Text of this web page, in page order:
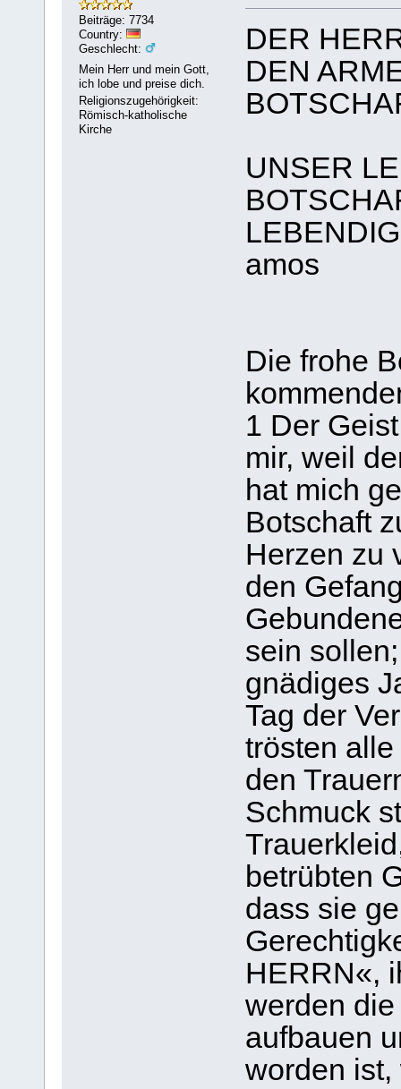
Beiträge: 7734
Country:
Geschlecht:
Mein Herr und mein Gott,
ich lobe und preise dich.
Religionszugehörigkeit:
Römisch-katholische
Kirche
DER
DEN
UNSER
amos
Die frohe
1 Der
mir, weil
hat mich
Botschaft
Herzen zu
den
sein
gnädiges
Tag der
trösten
den
Schmuck
betrübten
dass sie
HERRN«,
werden
aufbauen
worden